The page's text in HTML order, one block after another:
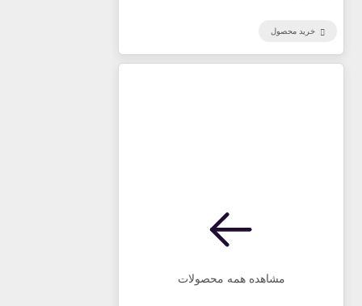
خرید محصول
مشاهده همه محصولات